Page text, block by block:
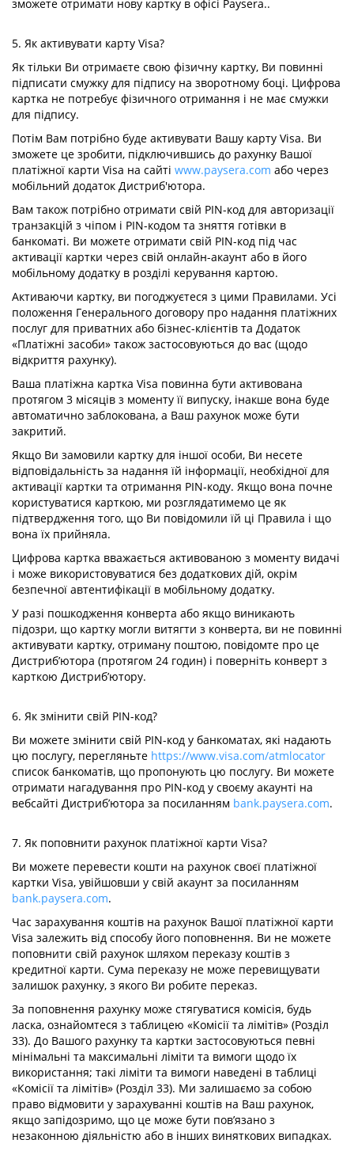
зможете отримати нову картку в офісі Paysera..
5. Як активувати карту Visa?
Як тільки Ви отримаєте свою фізичну картку, Ви повинні
підписати смужку для підпису на зворотному боці. Цифрова
картка не потребує фізичного отримання і не має смужки
для підпису.
Потім Вам потрібно буде активувати Вашу карту Visa. Ви
зможете це зробити, підключившись до рахунку Вашої
платіжної карти Visa на сайті www.paysera.com або через
мобільний додаток Дистриб'ютора.
Вам також потрібно отримати свій PIN-код для авторизації
транзакцій з чіпом і PIN-кодом та зняття готівки в
банкоматі. Ви можете отримати свій PIN-код під час
активації картки через свій онлайн-акаунт або в його
мобільному додатку в розділі керування картою.
Активаючи картку, ви погоджуєтеся з цими Правилами. Усі
положення Генерального договору про надання платіжних
послуг для приватних або бізнес-клієнтів та Додаток
«Платіжні засоби» також застосовуються до вас (щодо
відкриття рахунку).
Ваша платіжна картка Visa повинна бути активована
протягом 3 місяців з моменту її випуску, інакше вона буде
автоматично заблокована, а Ваш рахунок може бути
закритий.
Якщо Ви замовили картку для іншої особи, Ви несете
відповідальність за надання їй інформації, необхідної для
активації картки та отримання PIN-коду. Якщо вона почне
користуватися карткою, ми розглядатимемо це як
підтвердження того, що Ви повідомили їй ці Правила і що
вона їх прийняла.
Цифрова картка вважається активованою з моменту видачі
і може використовуватися без додаткових дій, окрім
безпечної автентифікації в мобільному додатку.
У разі пошкодження конверта або якщо виникають
підозри, що картку могли витягти з конверта, ви не повинні
активувати картку, отриману поштою, повідомте про це
Дистриб’ютора (протягом 24 годин) і поверніть конверт з
карткою Дистриб’ютору.
6. Як змінити свій PIN-код?
Ви можете змінити свій PIN-код у банкоматах, які надають
цю послугу, перегляньте https://www.visa.com/atmlocator
список банкоматів, що пропонують цю послугу. Ви можете
отримати нагадування про PIN-код у своєму акаунті на
вебсайті Дистриб’ютора за посиланням bank.paysera.com.
7. Як поповнити рахунок платіжної карти Visa?
Ви можете перевести кошти на рахунок своєї платіжної
картки Visa, увійшовши у свій акаунт за посиланням
bank.paysera.com.
Час зарахування коштів на рахунок Вашої платіжної карти
Visa залежить від способу його поповнення. Ви не можете
поповнити свій рахунок шляхом переказу коштів з
кредитної карти. Сума переказу не може перевищувати
залишок рахунку, з якого Ви робите переказ.
За поповнення рахунку може стягуватися комісія, будь
ласка, ознайомтеся з таблицею «Комісії та лімітів» (Розділ
33). До Вашого рахунку та картки застосовуються певні
мінімальні та максимальні ліміти та вимоги щодо їх
використання; такі ліміти та вимоги наведені в таблиці
«Комісії та лімітів» (Розділ 33). Ми залишаємо за собою
право відмовити у зарахуванні коштів на Ваш рахунок,
якщо запідозримо, що це може бути пов’язано з
незаконною діяльністю або в інших виняткових випадках.